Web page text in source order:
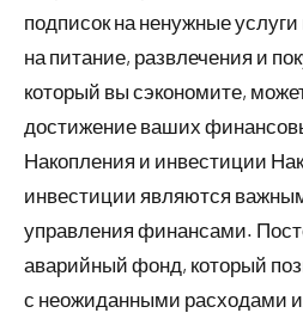
подписок на ненужные
на питание, развлечения и
который вы сэкономите,
достижение ваших
Накопления и инвестиции
инвестиции являются
управления финансами.
аварийный фонд, который
с неожиданными расходами